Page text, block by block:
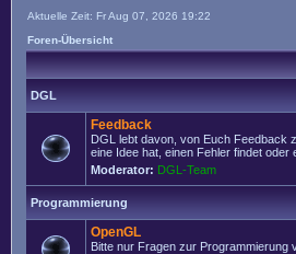
Aktuelle Zeit: Fr Aug 07, 2026 19:22
Foren-Übersicht
DGL
Feedback
DGL lebt davon, von Euch Feedback
eine Idee hat, einen Fehler findet
Moderator: DGL-Team
Programmierung
OpenGL
Bitte nur Fragen zur Programmierung